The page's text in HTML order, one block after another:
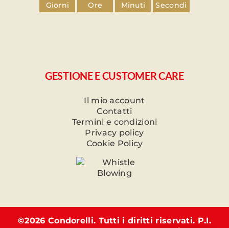
Giorni Ore Minuti Secondi
GESTIONE E CUSTOMER CARE
Il mio account
Contatti
Termini e condizioni
Privacy policy
Cookie Policy
©2026 Condorelli. Tutti i diritti riservati. P.I.